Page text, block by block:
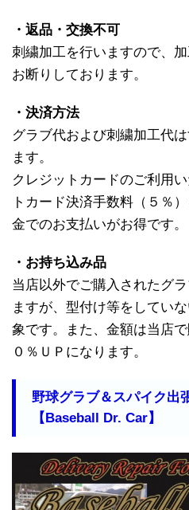
・返品・交換不可
刺繍加工を行いますので、
お断りしております。
・決済方法
グラブ代および刺繍加工代
ます。
クレジットカードのご利用
トカード決済手数料（５％
金でのお支払いがお得です。
・お持ち込み品
当店以外でご購入されたグ
ますが、型付け等をしてい
象です。また、金額は当店
０％ＵＰになります。
野球グラブ＆スパイク出
【Baseball Dr. Car】